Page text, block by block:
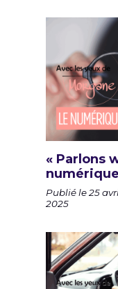
« Parlons
Publié le 25
2025